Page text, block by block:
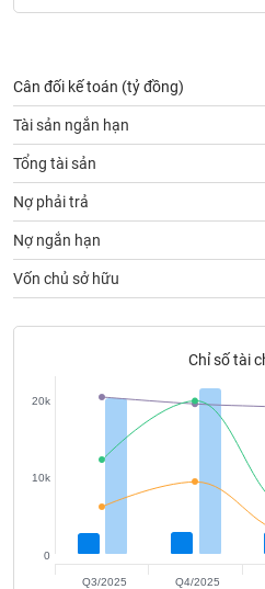
Cân đối kế toán (tỷ đồng)
Tài sản ngắn hạn
Tổng tài sản
Nợ phải trả
Nợ ngắn hạn
Vốn chủ sở hữu
Chỉ số tài
0
10k
20k
Q3/2025 Q4/2025
Công
cụ
tư
thông
chính
tài